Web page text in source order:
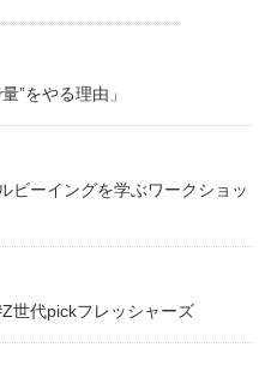
”をやる理由」
ビーイングを学ぶワークショッ
世代pickフレッシャーズ